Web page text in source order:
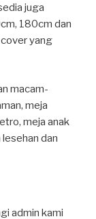
juga
180cm dan
yang
macam-
meja
meja anak
dan
admin kami